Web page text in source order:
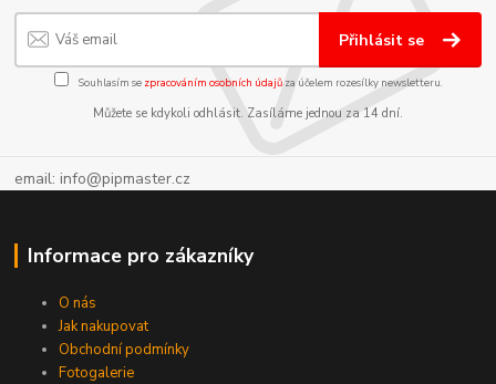
Přihlásit se
Souhlasím se zpracováním osobních údajůza účelem rozesílky newsletteru.
Můžete se kdykoli odhlásit. Zasíláme jednou za 14 dní.
email: info@pipmaster.cz
Informace pro zákazníky
O nás
Jak nakupovat
Obchodní podmínky
Fotogalerie